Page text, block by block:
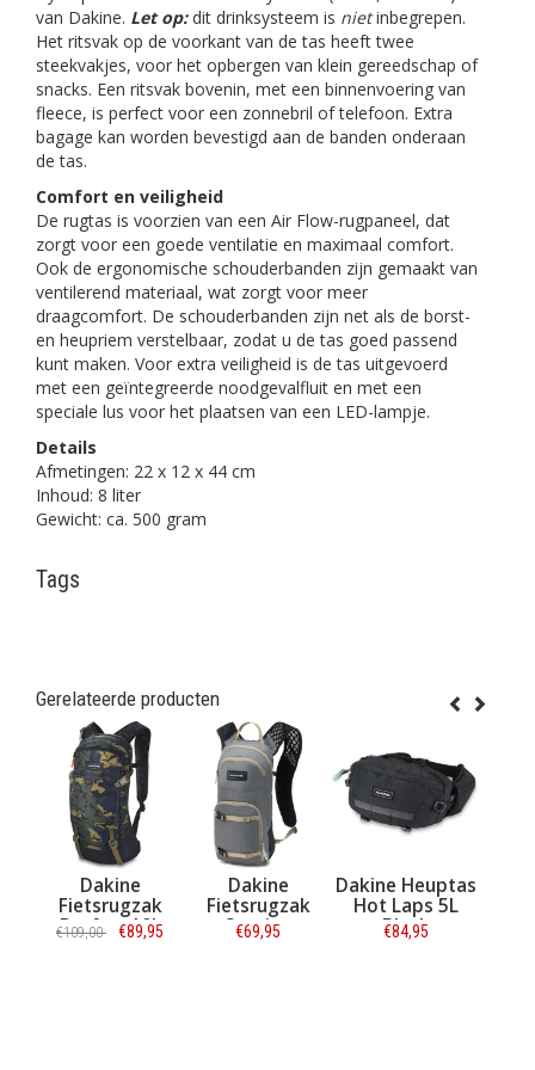
van Dakine. Let op:dit drinksysteem is nietinbegrepen.
Het ritsvak op de voorkant van de tas heeft twee
steekvakjes, voor het opbergen van klein gereedschap of
snacks. Een ritsvak bovenin, met een binnenvoering van
fleece, is perfect voor een zonnebril of telefoon. Extra
bagage kan worden bevestigd aan de banden onderaan
de tas.
Comfort en veiligheid
De rugtas is voorzien van een Air Flow-rugpaneel, dat
zorgt voor een goede ventilatie en maximaal comfort.
Ook de ergonomische schouderbanden zijn gemaakt van
ventilerend materiaal, wat zorgt voor meer
draagcomfort. De schouderbanden zijn net als de borst-
en heupriem verstelbaar, zodat u de tas goed passend
kunt maken. Voor extra veiligheid is de tas uitgevoerd
met een geïntegreerde noodgevalfluit en met een
speciale lus voor het plaatsen van een LED-lampje.
Details
Afmetingen: 22 x 12 x 44 cm
Inhoud: 8 liter
Gewicht: ca. 500 gram
Tags
Gerelateerde producten
Drafter
10L
€99,95
Fietsrugzak
Drafter 10L
Cascade Camo
€109,00 €89,95
Dakine
Fietsrugzak
Dakine
Hot Laps